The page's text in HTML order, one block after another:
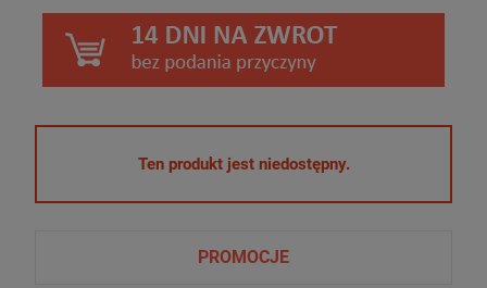
Ten produkt jest niedostępny.
PROMOCJE